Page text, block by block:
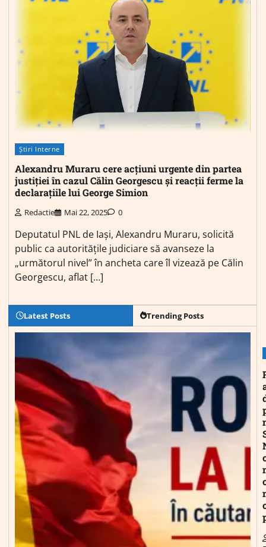
Știri Interne
Alexandru Muraru cere acțiuni urgente din partea
justiției în cazul Călin Georgescu și reacții ferme la
declarațiile lui George Simion
Redactie Mai 22, 2025 0
Deputatul PNL de Iași, Alexandru Muraru, solicită
public ca autoritățile judiciare să avanseze la
„următorul nivel” în ancheta care îl vizează pe Călin
Georgescu, aflat […]
Latest Posts Trending Posts